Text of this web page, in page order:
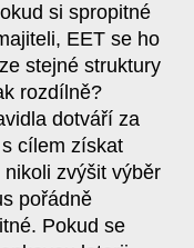
si spropitné
EET se ho
stejné struktury
rozdílně?
dotváří za
cílem získat
zvýšit výběr
pořádně
Pokud se